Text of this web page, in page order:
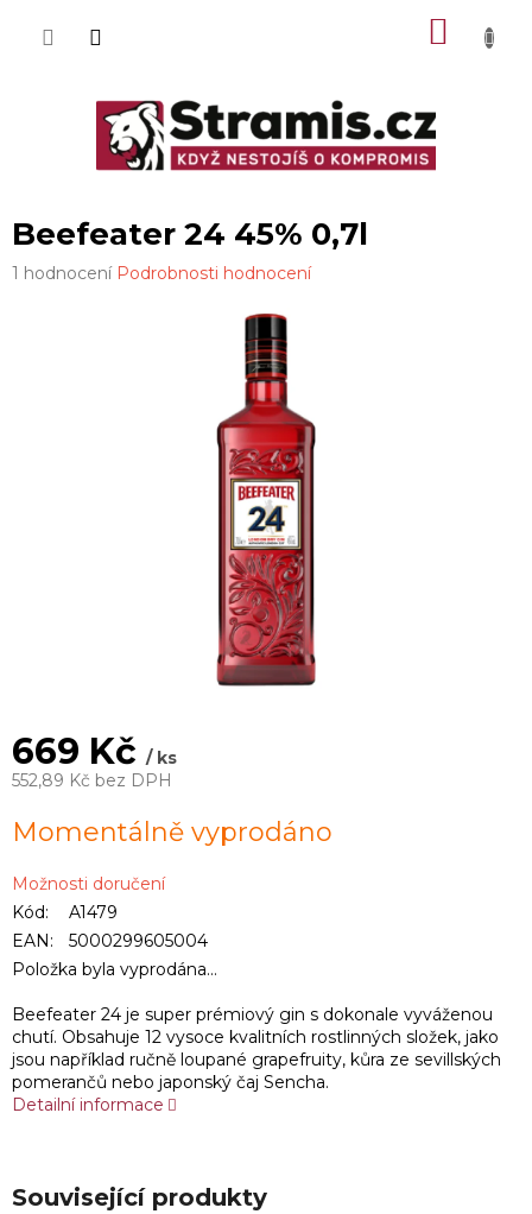
Beefeater 24 45% 0,7l
Průměrné
1 hodnocení Podrobnosti hodnocení
669 Kč/ ks
552,89 Kč bez DPH
cena:
Momentálně vyprodáno
Možnosti doručení
Kód:
A1479
EAN:
5000299605004
Položka byla vyprodána…
Beefeater 24 je super prémiový gin s dokonale vyváženou
chutí. Obsahuje 12 vysoce kvalitních rostlinných složek, jako
jsou například ručně loupané grapefruity, kůra ze sevillských
pomerančů nebo japonský čaj Sencha.
Detailní informace
Související produkty